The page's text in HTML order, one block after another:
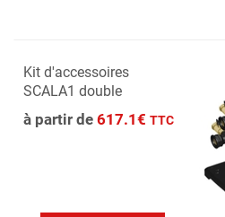
Kit d'accessoires
SCALA1 double
à partir de 617.1€ TTC